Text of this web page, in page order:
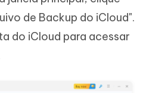
de Backup do iCloud".
do iCloud para acessar